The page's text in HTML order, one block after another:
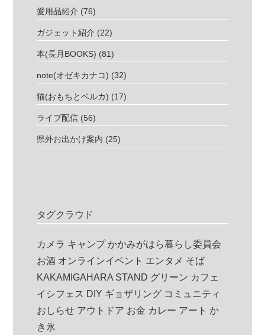
愛用品紹介 (76)
ガジェット紹介 (22)
本(長月BOOKS) (81)
note(オゼキカナコ) (32)
猫(おもちとベルカ) (17)
ライブ配信 (56)
県外お出かけ案内 (25)
タグクラウド
カメラ キャンプ かかみがはら暮らし委員会
お酒 オンラインイベント エンタメ そば
KAKAMIGAHARA STAND グリーン カフェ
イシフェス DIY ギョザリング コミュニティ
おしらせ アウトドア お金 カレー アート か
き氷